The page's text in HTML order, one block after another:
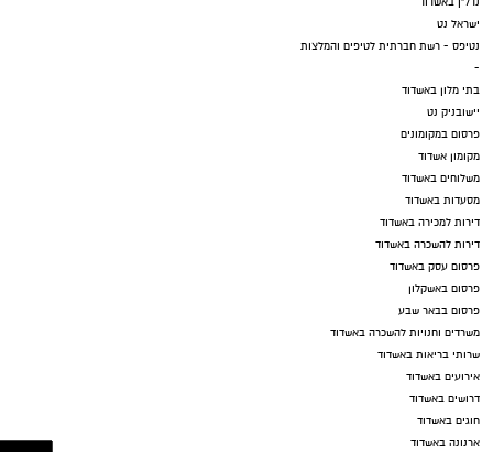
ישראל נט
נטיפס - רשת חברתית לטיפים והמלצות
-
בתי מלון באשדוד
יישובניק נט
פרסום במקומונים
מקומון אשדוד
משלוחים באשדוד
מסעדות באשדוד
דירות למכירה באשדוד
דירות להשכרה באשדוד
פרסום עסק באשדוד
פרסום באשקלון
פרסום בבאר שבע
משרדים וחנויות להשכרה באשדוד
שרותי בריאות באשדוד
אירועים באשדוד
דרושים באשדוד
חוגים באשדוד
ארנונה באשדוד